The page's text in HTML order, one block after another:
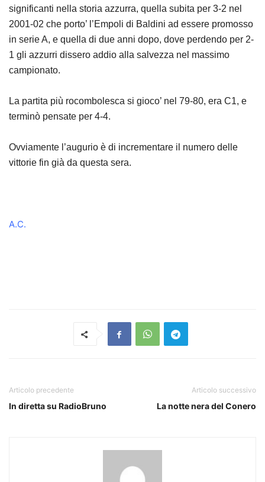
significanti nella storia azzurra, quella subita per 3-2 nel
2001-02 che porto’ l’Empoli di Baldini ad essere promosso
in serie A, e quella di due anni dopo, dove perdendo per 2-
1 gli azzurri dissero addio alla salvezza nel massimo
campionato.
La partita più rocombolesca si gioco’ nel 79-80, era C1, e
terminò pensate per 4-4.
Ovviamente l’augurio è di incrementare il numero delle
vittorie fin già da questa sera.
A.C.
Articolo precedente
In diretta su RadioBruno
Articolo successivo
La notte nera del Conero